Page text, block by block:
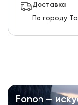
Доставка
По городу
Fonon —